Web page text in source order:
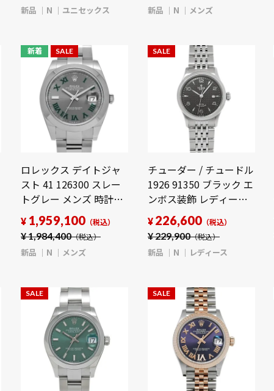
新品 N ユニセックス 新品 N メンズ
新着 SALE
ロレックス デイトジャ
スト 41 126300 スレー
トグレー メンズ 時計
【新品】
【wristwatch】
¥1,984,400（税込）
¥ 1,959,100 （税込）
新品 N メンズ
SALE
チューダー / チュードル
1926 91350 ブラック エ
ンボス装飾 レディース
時計 【新品】
【wristwatch】
¥229,900（税込）
¥ 226,600 （税込）
新品 N レディース
SALE SALE